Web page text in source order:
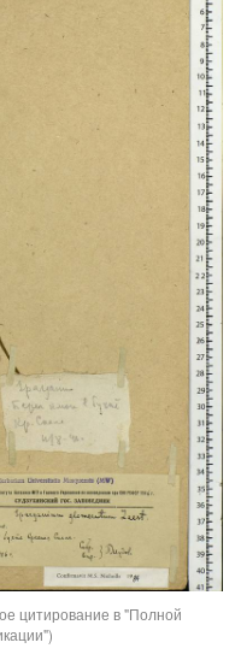
цитирование в "Полной